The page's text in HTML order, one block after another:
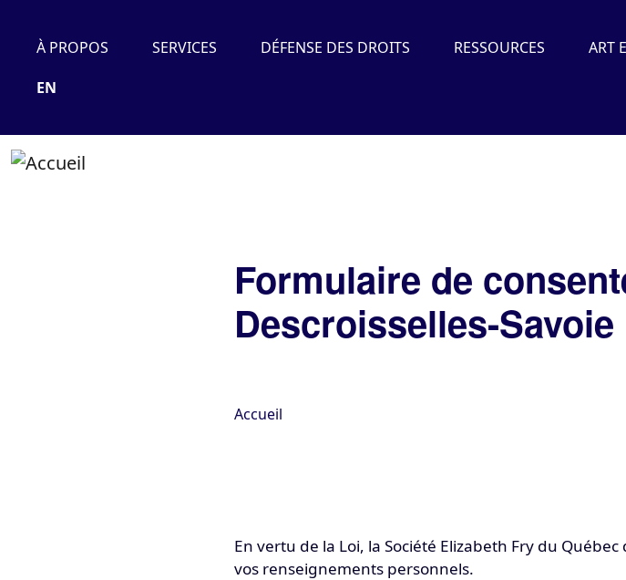
À PROPOS SERVICES DÉFENSE DES DROITS RESSOURCES ART
EN
Formulaire de
Descroisselles-Savoie
Accueil
En vertu de la Loi, la Société Elizabeth Fry du
vos renseignements personnels.